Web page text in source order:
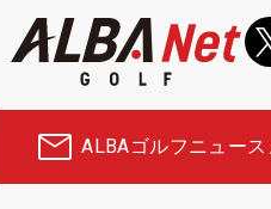
ALBAゴルフニュース